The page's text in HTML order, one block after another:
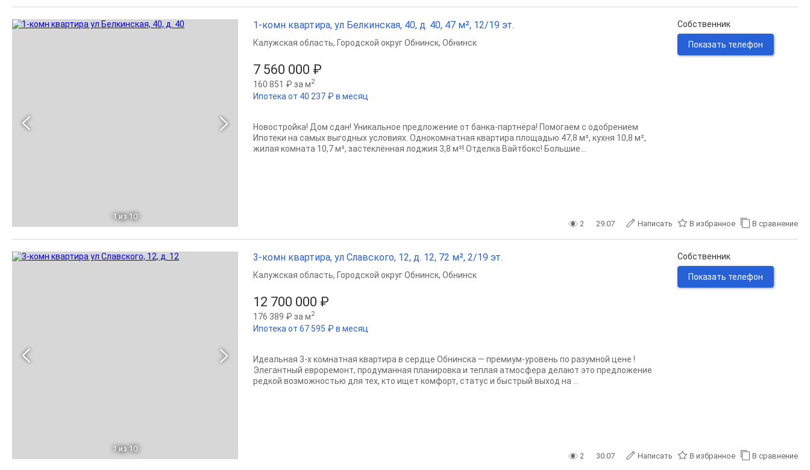
1 из 10
1-комн квартира, ул Белкинская, 40, д. 40, 47 м², 12/19 эт.
7 560 000 ₽
160 851 ₽ за м2
Ипотека от 40 237 ₽ в месяц
Калужская область, Городской округ Обнинск, Обнинск
Новостройка! Дом сдан! Уникальное предложение от банка-партнёра! Помогаем с одобрением
Ипотеки на самых выгодных условиях. Однокомнатная квартира площадью 47,8 м², кухня 10,8 м²,
жилая комната 10,7 м², застеклённая лоджия 3,8 м²! Отделка Вайтбокс! Большие...
Собственник
Показать телефон
2 29.07 Написать В избранное В сравнение
1 из 10
3-комн квартира, ул Славского, 12, д. 12, 72 м², 2/19 эт.
12 700 000 ₽
176 389 ₽ за м2
Ипотека от 67 595 ₽ в месяц
Калужская область, Городской округ Обнинск, Обнинск
Идеальная 3-х комнатная квартира в сердце Обнинска — премиум-уровень по разумной цене !
Элегантный евроремонт, продуманная планировка и теплая атмосфера делают это предложение
редкой возможностью для тех, кто ищет комфорт, статус и быстрый выход на ...
Собственник
Показать телефон
2 30.07 Написать В избранное В сравнение